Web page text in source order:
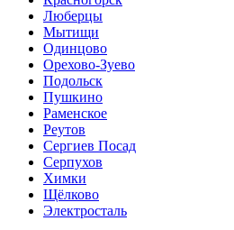
Люберцы
Мытищи
Одинцово
Орехово-Зуево
Подольск
Пушкино
Раменское
Реутов
Сергиев Посад
Серпухов
Химки
Щёлково
Электросталь